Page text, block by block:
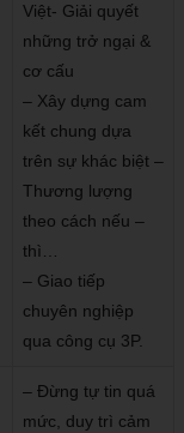
Việt- Giải quyết
những trở ngại &
cơ cấu
– Xây dựng cam
kết chung dựa
trên sự khác biệt –
Thương lượng
theo cách nếu –
thì…
– Giao tiếp
chuyên nghiệp
qua công cụ 3P.
– Đừng tự tin quá
mức, duy trì cảm